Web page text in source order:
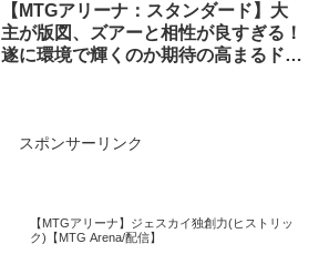
【MTGアリーナ：スタンダード】大
主が版図、ズアーと相性が良すぎる！
遂に環境で輝くのか期待の高まるドメ
スポンサーリンク
【MTGアリーナ】ジェスカイ独創力(ヒストリッ
ク)【MTG Arena/配信】